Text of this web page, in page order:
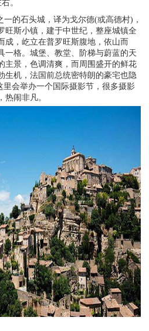
。
的石头城，译为戈尔德(或高德村)，
旺斯小镇，建于中世纪，整座城镇全
成，屹立在普罗旺斯腹地，依山而
一格。城堡、教堂、阶梯与蔚蓝的天
主景，色调清爽，而周围盛开的鲜花
生机，法国前总统密特朗的豪宅也隐
里会举办一个国际摄影节，很多摄影
热闹非凡。